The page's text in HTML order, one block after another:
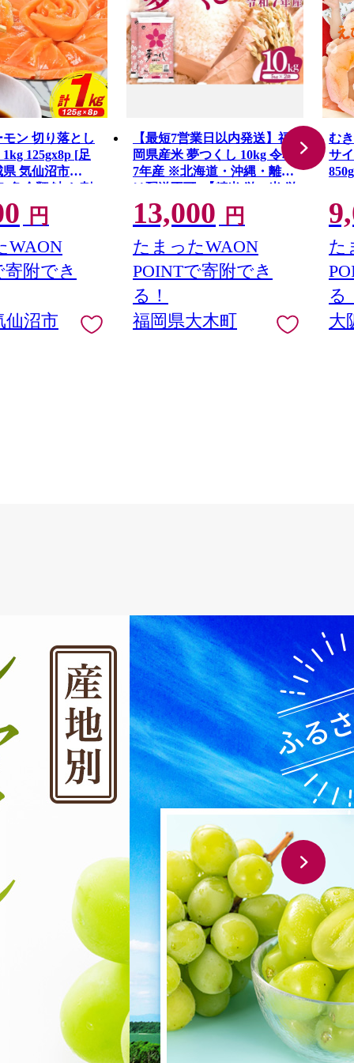
ン 切り落とし
125gx8p [足
気仙沼市
魚介類 鮭 お刺
身 生 生食 個
銀鮭 海鮮 海鮮
円
WAON
寄附でき
仙沼市
【最短7営業日以内発送】福
岡県産米 夢つくし 10kg 令和
7年産 ※北海道・沖縄・離島
は配送不可 |【精米 単一米 単
一原料米 7年産 国産 お米 ブ
ランド米 5kg × 2 ゆめつく
し】CY009_01
13,000 円
たまったWAON
POINTで寄附でき
る！
福岡県大木町
む
サ
た
る
大